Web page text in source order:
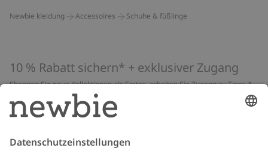
Newbie kleidung Accessoires Schuhe & füßlinge
10 % Rabatt sichern* + exklusiver Zugang
Shoppen Sie neue Kollektionen als Erstes, erhalten Sie Zugang zu Tipps &
Guides und profitieren Sie von exklusiven Angeboten
*Gilt nur für deine erste Bestellung und ist nicht mit anderen Rabatten
oder Angeboten kombinierbar. Gilt nicht für limitierte Artikel. Lies unsere